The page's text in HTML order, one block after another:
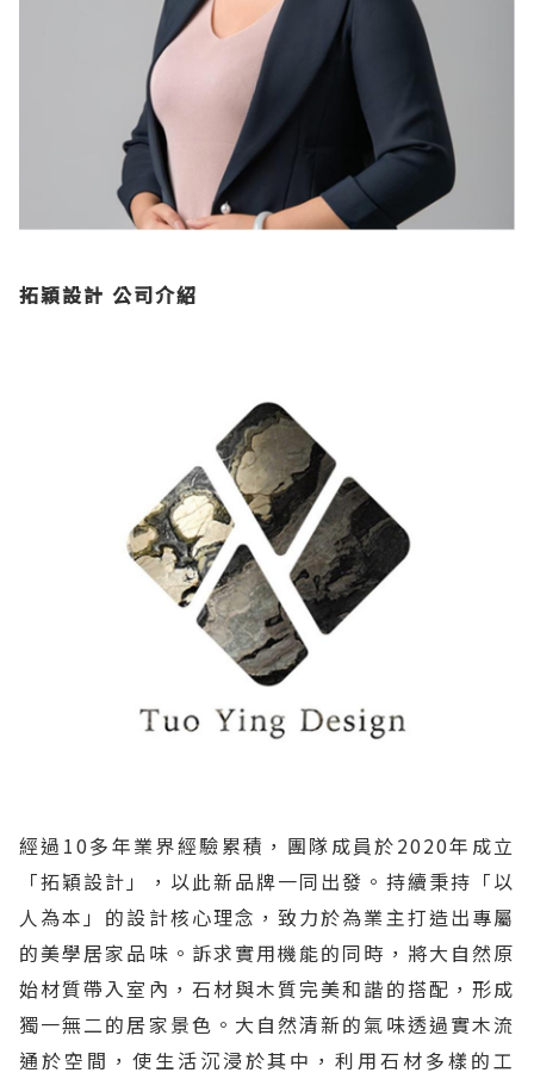
拓穎設計 公司介紹
經過10多年業界經驗累積，團隊成員於2020年成立
「拓穎設計」，以此新品牌一同出發。持續秉持「以
人為本」的設計核心理念，致力於為業主打造出專屬
的美學居家品味。訴求實用機能的同時，將大自然原
始材質帶入室內，石材與木質完美和諧的搭配，形成
獨一無二的居家景色。大自然清新的氣味透過實木流
通於空間，使生活沉浸於其中，利用石材多樣的工